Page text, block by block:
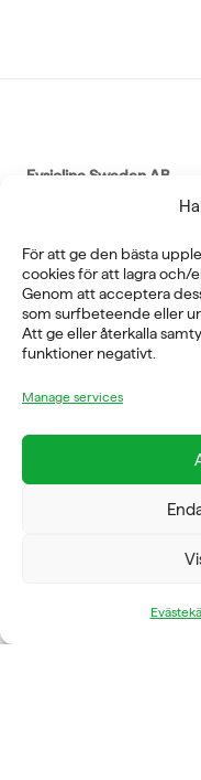
För att ge den bästa
cookies för att lagra och/
Genom att acceptera
som surfbeteende eller
Att ge eller återkalla
funktioner negativt.
Manage services
Fysioline Sweden AB
info@fysioline.se
TELEFON
08-760 6100
REHABILITERING